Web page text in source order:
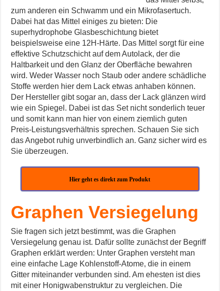
zum anderen ein Schwamm und ein Mikrofasertuch.
Dabei hat das Mittel einiges zu bieten: Die
superhydrophobe Glasbeschichtung bietet
beispielsweise eine 12H-Härte. Das Mittel sorgt für eine
effektive Schutzschicht auf dem Autolack, der die
Haltbarkeit und den Glanz der Oberfläche bewahren
wird. Weder Wasser noch Staub oder andere schädliche
Stoffe werden hier dem Lack etwas anhaben können.
Der Hersteller gibt sogar an, dass der Lack glänzen wird
wie ein Spiegel. Dabei ist das Set nicht sonderlich teuer
und somit kann man hier von einem ziemlich guten
Preis-Leistungsverhältnis sprechen. Schauen Sie sich
das Angebot ruhig unverbindlich an. Ganz sicher wird es
Sie überzeugen.
Hier geht es direkt zum Produkt
Graphen Versiegelung
Sie fragen sich jetzt bestimmt, was die Graphen
Versiegelung genau ist. Dafür sollte zunächst der Begriff
Graphen erklärt werden: Unter Graphen versteht man
eine einfache Lage Kohlenstoff-Atome, die in einem
Gitter miteinander verbunden sind. Am ehesten ist dies
mit einer Honigwabenstruktur zu vergleichen. Die